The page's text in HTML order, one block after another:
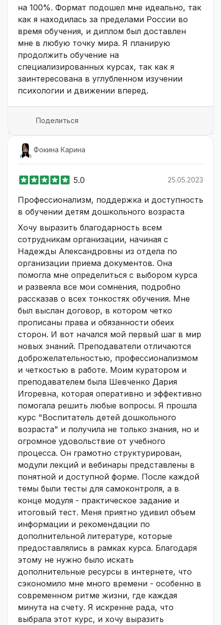
на 100%. Формат подошел мне идеально, так
как я находилась за пределами России во
время обучения, и диплом был доставлен
мне в любую точку мира. Я планирую
продолжить обучение на
специализированных курсах, так как я
заинтересована в углубленном изучении
психологии и движении вперед.
Поделиться
Фокина Карина
5.0 25.05.2023
Профессионализм, поддержка и доступность
в обучении детям дошкольного возраста
Хочу выразить благодарность всем
сотрудникам организации, начиная с
Надежды Александровны из отдела по
организации приема документов. Она
помогла мне определиться с выбором курса
и развеяла все мои сомнения, подробно
рассказав о всех тонкостях обучения. Мне
был выслан договор, в котором четко
прописаны права и обязанности обеих
сторон. И вот начался мой первый шаг в мир
новых знаний. Преподаватели отличаются
доброжелательностью, профессионализмом
и четкостью в работе. Моим куратором и
преподавателем была Шевченко Дария
Игоревна, которая оперативно и эффективно
помогала решить любые вопросы. Я прошла
курс "Воспитатель детей дошкольного
возраста" и получила не только знания, но и
огромное удовольствие от учебного
процесса. Он грамотно структурирован,
модули лекций и вебинары представлены в
понятной и доступной форме. После каждой
темы были тесты для самоконтроля, а в
конце модуля - практическое задание и
итоговый тест. Меня приятно удивил объем
информации и рекомендации по
дополнительной литературе, которые
предоставлялись в рамках курса. Благодаря
этому не нужно было искать
дополнительные ресурсы в интернете, что
сэкономило мне много времени - особенно в
современном ритме жизни, где каждая
минута на счету. Я искренне рада, что
выбрала этот курс, и хочу выразить